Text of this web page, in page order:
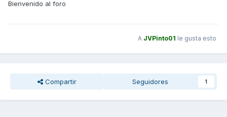
Bienvenido al foro
A JVPinto01 le gusta esto
Compartir Seguidores 1